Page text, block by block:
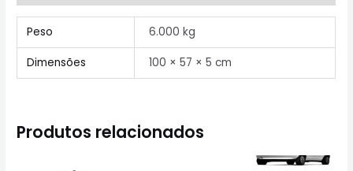
Peso 6.000 kg
Dimensões 100 × 57 × 5 cm
Produtos relacionados